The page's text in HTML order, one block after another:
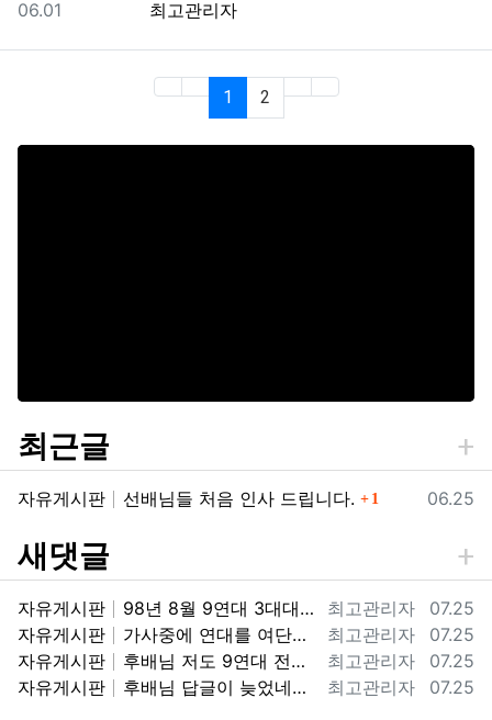
등록자
최고관리자
등록일
06.01
1 (current)
2 (last)
최근글
등록일
06.25
자유게시판 선배님들 처음 인사 드립니다. 댓글
1
새댓글
등록자
최고관리자 등록일
07.25
자유게시판
98년 8월 9연대 3대대 9중대 전역했습니다. 98군번이라 너무 반갑습니다.
등록자
최고관리자 등록일
07.25
자유게시판
가사중에 연대를 여단으로 바꾼거하고 마지막에 투호9연대가 우리때는 보병9연대 였거든요. ㅎㅎ 아마 기걔화사단으로 바뀌면서 보병에서 투호9여단으로…
등록자
최고관리자 등록일
07.25
자유게시판
후배님 저도 9연대 전역했어요. 지금 기갑수색대대가 있는 부대가 2000년도에는 9연대 3대대 였습니다. 3대대 9중대 98년 입대해서 2000…
등록자
최고관리자 등록일
07.25
자유게시판 후배님 답글이 늦었네요. 08년도에 전역했군요. 11사단에서 고생많았습니다. !! 화랑!!